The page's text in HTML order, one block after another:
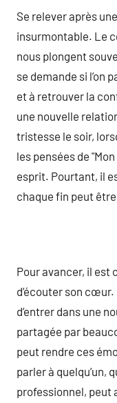
Se relever après
insurmontable. Le
nous plongent
se demande si l’on
et à retrouver la
une nouvelle
tristesse le soir,
les pensées de
esprit. Pourtant, il
chaque fin peut
Pour avancer, il est
d’écouter son
d’entrer dans une
partagée par
peut rendre ces
parler à quelqu’un,
professionnel, peut